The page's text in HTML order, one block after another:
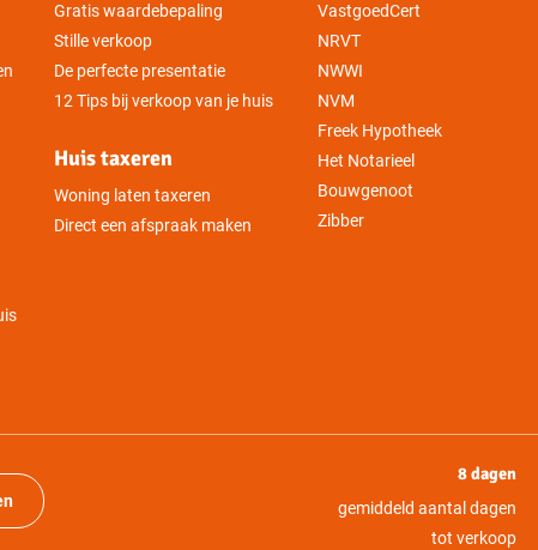
Gratis waardebepaling
Stille verkoop
De perfecte presentatie
12 Tips bij verkoop van je huis
Huis taxeren
Woning laten taxeren
Direct een afspraak maken
VastgoedCert
NRVT
NWWI
NVM
Freek Hypotheek
Het Notarieel
Bouwgenoot
Zibber
8 dagen
gemiddeld aantal dagen
tot verkoop